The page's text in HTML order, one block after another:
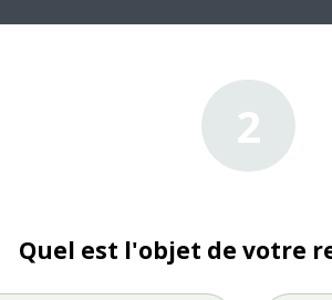
2
Quel est l'objet de votre